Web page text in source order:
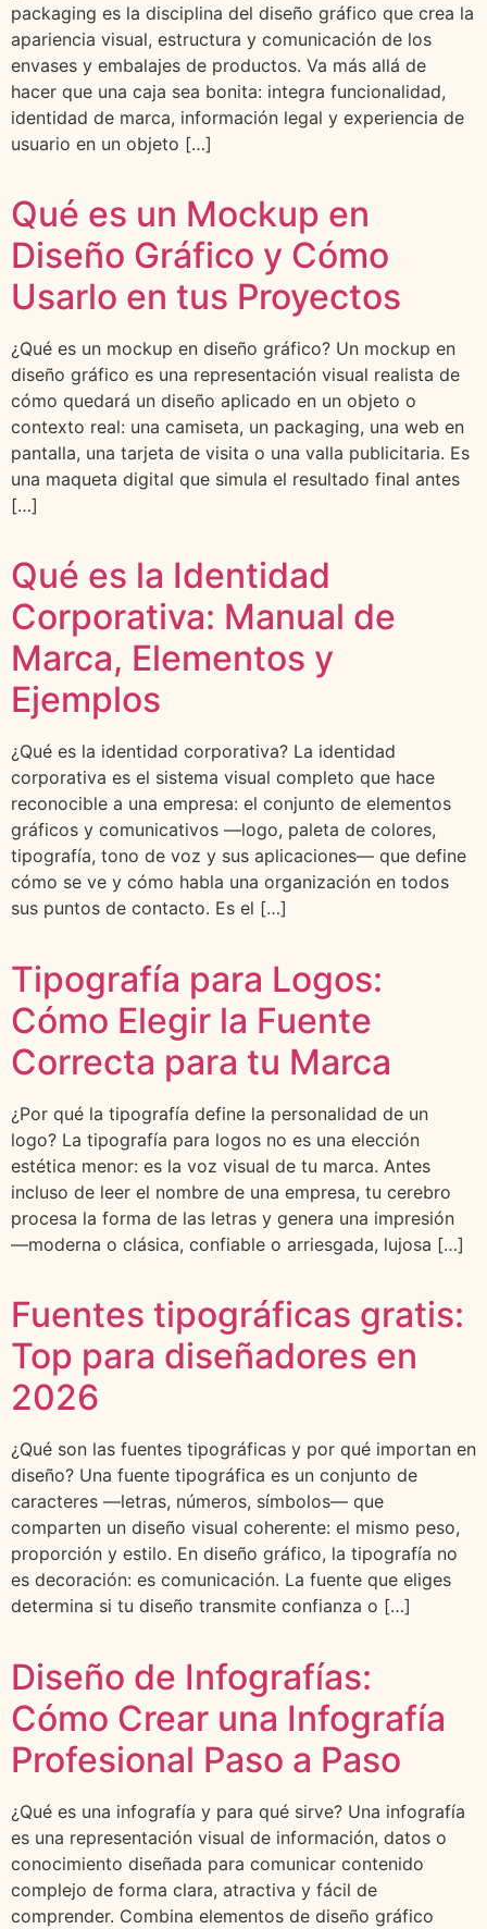
packaging es la disciplina del diseño gráfico que crea la
apariencia visual, estructura y comunicación de los
envases y embalajes de productos. Va más allá de
hacer que una caja sea bonita: integra funcionalidad,
identidad de marca, información legal y experiencia de
usuario en un objeto […]
Qué es un Mockup en
Diseño Gráfico y Cómo
Usarlo en tus Proyectos
¿Qué es un mockup en diseño gráfico? Un mockup en
diseño gráfico es una representación visual realista de
cómo quedará un diseño aplicado en un objeto o
contexto real: una camiseta, un packaging, una web en
pantalla, una tarjeta de visita o una valla publicitaria. Es
una maqueta digital que simula el resultado final antes
[…]
Qué es la Identidad
Corporativa: Manual de
Marca, Elementos y
Ejemplos
¿Qué es la identidad corporativa? La identidad
corporativa es el sistema visual completo que hace
reconocible a una empresa: el conjunto de elementos
gráficos y comunicativos —logo, paleta de colores,
tipografía, tono de voz y sus aplicaciones— que define
cómo se ve y cómo habla una organización en todos
sus puntos de contacto. Es el […]
Tipografía para Logos:
Cómo Elegir la Fuente
Correcta para tu Marca
¿Por qué la tipografía define la personalidad de un
logo? La tipografía para logos no es una elección
estética menor: es la voz visual de tu marca. Antes
incluso de leer el nombre de una empresa, tu cerebro
procesa la forma de las letras y genera una impresión
—moderna o clásica, confiable o arriesgada, lujosa […]
Fuentes tipográficas gratis:
Top para diseñadores en
2026
¿Qué son las fuentes tipográficas y por qué importan en
diseño? Una fuente tipográfica es un conjunto de
caracteres —letras, números, símbolos— que
comparten un diseño visual coherente: el mismo peso,
proporción y estilo. En diseño gráfico, la tipografía no
es decoración: es comunicación. La fuente que eliges
determina si tu diseño transmite confianza o […]
Diseño de Infografías:
Cómo Crear una Infografía
Profesional Paso a Paso
¿Qué es una infografía y para qué sirve? Una infografía
es una representación visual de información, datos o
conocimiento diseñada para comunicar contenido
complejo de forma clara, atractiva y fácil de
comprender. Combina elementos de diseño gráfico